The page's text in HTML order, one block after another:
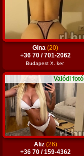
Gina(20)
+36 70 / 701-2062
Budapest X. ker.
Valódi fotó
Aliz (26)
+36 70 / 159-4362